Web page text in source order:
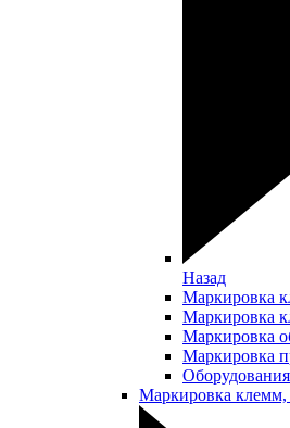
Назад
Маркировка
Маркировка
Маркировка
Маркировка
Маркировка клемм,